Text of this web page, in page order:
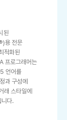
된
용 전문
적화된
프로그래머는
언어를
과 구성에
래 스타일에
니다.